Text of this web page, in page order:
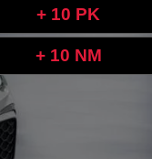
+ 10 PK
+ 10 NM